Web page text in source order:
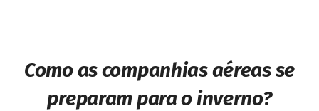
Como as companhias aéreas se
preparam para o inverno?